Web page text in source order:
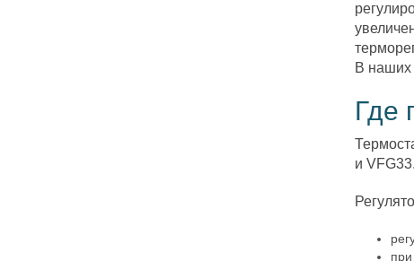
В наших
Где
и VFG33.